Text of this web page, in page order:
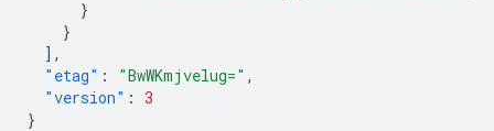
}
}
],
"etag" : "BwWKmjvelug=" ,
"version" : 3
}